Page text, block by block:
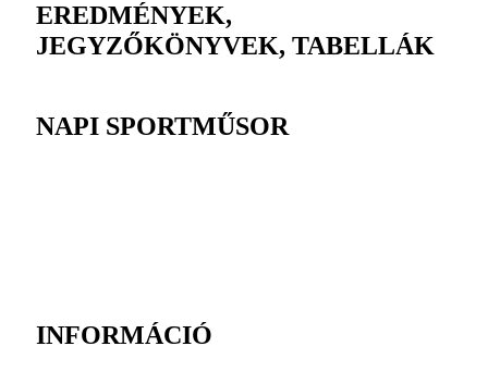
EREDMÉNYEK,
JEGYZŐKÖNYVEK, TABELLÁK
NAPI SPORTMŰSOR
INFORMÁCIÓ